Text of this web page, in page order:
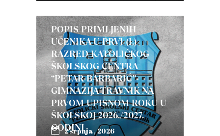
POPIS PRIMLJENIH
UČENIKA U PRVI (I.)
RAZRED KATOLIČKOG
ŠKOLSKOG CENTRA
“PETAR BARBARIĆ”-
GIMNAZIJA TRAVNIK NA
PRVOM UPISNOM ROKU U
ŠKOLSKOJ 2026./2027.
GODINI
2 srpnja, 2026